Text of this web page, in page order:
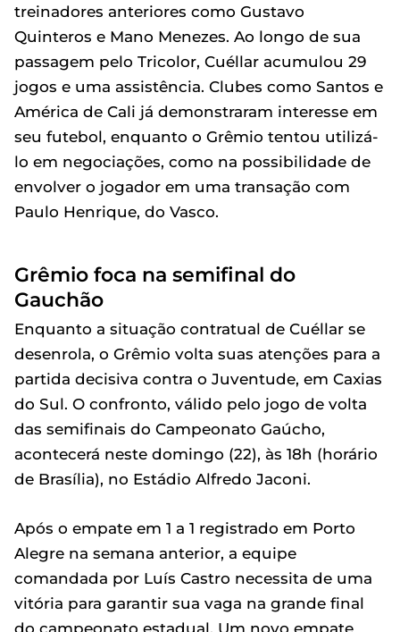
treinadores anteriores como Gustavo
Quinteros e Mano Menezes. Ao longo de sua
passagem pelo Tricolor, Cuéllar acumulou 29
jogos e uma assistência. Clubes como Santos e
América de Cali já demonstraram interesse em
seu futebol, enquanto o Grêmio tentou utilizá-
lo em negociações, como na possibilidade de
envolver o jogador em uma transação com
Paulo Henrique, do Vasco.
Grêmio foca na semifinal do
Gauchão
Enquanto a situação contratual de Cuéllar se
desenrola, o Grêmio volta suas atenções para a
partida decisiva contra o Juventude, em Caxias
do Sul. O confronto, válido pelo jogo de volta
das semifinais do Campeonato Gaúcho,
acontecerá neste domingo (22), às 18h (horário
de Brasília), no Estádio Alfredo Jaconi.
Após o empate em 1 a 1 registrado em Porto
Alegre na semana anterior, a equipe
comandada por Luís Castro necessita de uma
vitória para garantir sua vaga na grande final
do campeonato estadual. Um novo empate